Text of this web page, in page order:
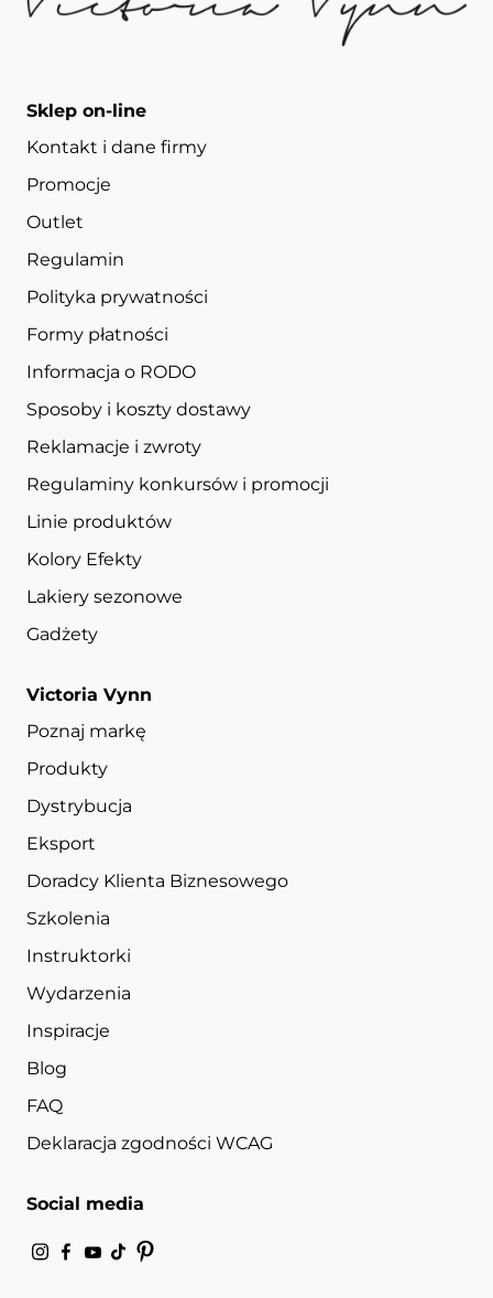
Sklep on-line
Kontakt i dane firmy
Promocje
Outlet
Regulamin
Polityka prywatności
Formy płatności
Informacja o RODO
Sposoby i koszty dostawy
Reklamacje i zwroty
Regulaminy konkursów i promocji
Linie produktów
Kolory Efekty
Lakiery sezonowe
Gadżety
Victoria Vynn
Poznaj markę
Produkty
Dystrybucja
Eksport
Doradcy Klienta Biznesowego
Szkolenia
Instruktorki
Wydarzenia
Inspiracje
Blog
FAQ
Deklaracja zgodności WCAG
Social media